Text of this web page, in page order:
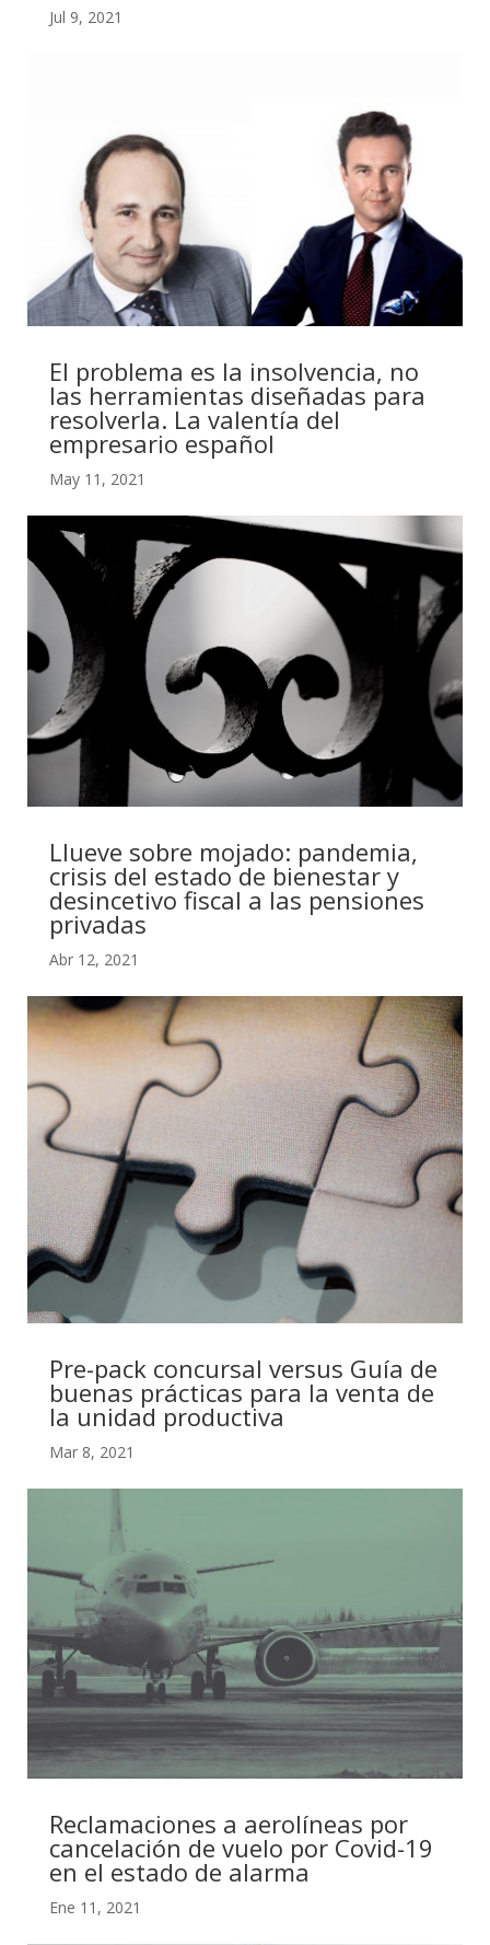
Jul 9, 2021
El problema es la insolvencia, no
las herramientas diseñadas para
resolverla. La valentía del
empresario español
May 11, 2021
Llueve sobre mojado: pandemia,
crisis del estado de bienestar y
desincetivo fiscal a las pensiones
privadas
Abr 12, 2021
Pre-pack concursal versus Guía de
buenas prácticas para la venta de
la unidad productiva
Mar 8, 2021
Reclamaciones a aerolíneas por
cancelación de vuelo por Covid-19
en el estado de alarma
Ene 11, 2021